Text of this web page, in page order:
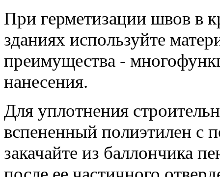
При герметизации швов в
зданиях используйте
преимущества -
нанесения.
Для уплотнения
вспененный полиэтилен с
закачайте из баллончика